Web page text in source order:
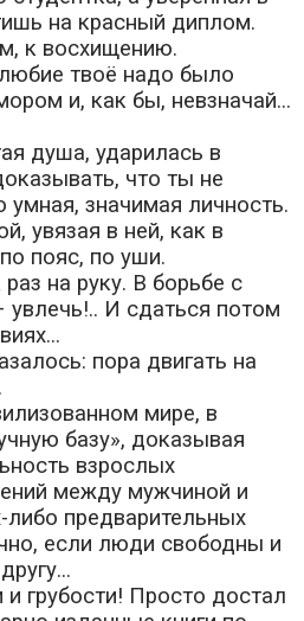
на красный диплом.
к восхищению.
твоё надо было
и, как бы, невзначай...
душа, ударилась в
что ты не
умная, значимая личность.
увязая в ней, как в
пояс, по уши.
на руку. В борьбе с
увлечь!.. И сдаться потом
пора двигать на
мире, в
базу», доказывая
взрослых
между мужчиной и
предварительных
если люди свободны и
грубости! Просто достал